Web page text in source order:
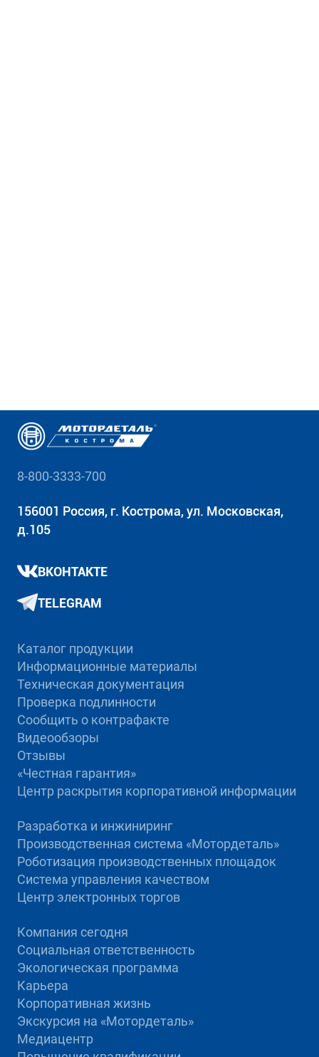
8-800-3333-700
156001 Россия, г. Кострома, ул. Московская,
д.105
ВКОНТАКТЕ
TELEGRAM
Каталог продукции
Информационные материалы
Техническая документация
Проверка подлинности
Сообщить о контрафакте
Видеообзоры
Отзывы
«Честная гарантия»
Центр раскрытия корпоративной информации
Разработка и инжиниринг
Производственная система «Mотордеталь»
Роботизация производственных площадок
Система управления качеством
Центр электронных торгов
Компания сегодня
Социальная ответственность
Экологическая программа
Карьера
Корпоративная жизнь
Экскурсия на «Мотордеталь»
Медиацентр